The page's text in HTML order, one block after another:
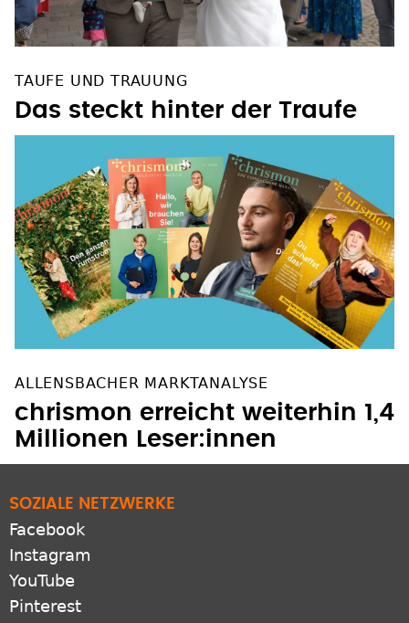
TAUFE UND TRAUUNG
Das steckt hinter der Traufe
ALLENSBACHER MARKTANALYSE
chrismon erreicht weiterhin 1,4
Millionen Leser:innen
SOZIALE NETZWERKE
Facebook
Instagram
YouTube
Pinterest